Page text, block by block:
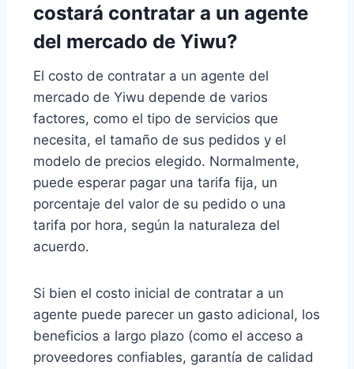
costará contratar a un agente
del mercado de Yiwu?
El costo de contratar a un agente del
mercado de Yiwu depende de varios
factores, como el tipo de servicios que
necesita, el tamaño de sus pedidos y el
modelo de precios elegido. Normalmente,
puede esperar pagar una tarifa fija, un
porcentaje del valor de su pedido o una
tarifa por hora, según la naturaleza del
acuerdo.
Si bien el costo inicial de contratar a un
agente puede parecer un gasto adicional, los
beneficios a largo plazo (como el acceso a
proveedores confiables, garantía de calidad